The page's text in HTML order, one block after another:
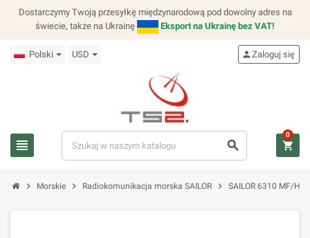
Dostarczymy Twoją przesyłkę międzynarodową pod dowolny adres na
świecie, także na Ukrainę
Eksport na Ukrainę bez VAT!
Polski USD
view_headline search
personZaloguj się
shopping_cart
0
chevron_right Morskie chevron_right Radiokomunikacja morska SAILOR chevron_right SAILOR 6310 MF/HF